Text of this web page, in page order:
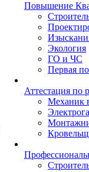
Повышение
Экология
ГО и ЧС
Первая
Аттестация по
Механик